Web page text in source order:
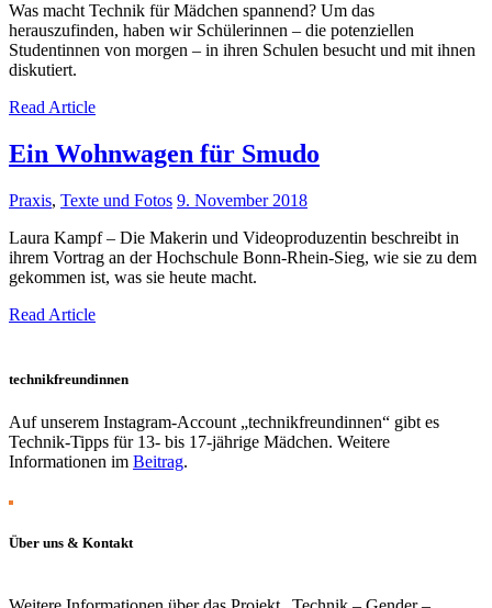
Was macht Technik für Mädchen spannend? Um das
herauszufinden, haben wir Schülerinnen – die potenziellen
Studentinnen von morgen – in ihren Schulen besucht und mit ihnen
diskutiert.
Read Article
Ein Wohnwagen für Smudo
Praxis, Texte und Fotos 9. November 2018
Laura Kampf – Die Makerin und Videoproduzentin beschreibt in
ihrem Vortrag an der Hochschule Bonn-Rhein-Sieg, wie sie zu dem
gekommen ist, was sie heute macht.
Read Article
technikfreundinnen
Auf unserem Instagram-Account „technikfreundinnen“ gibt es
Technik-Tipps für 13- bis 17-jährige Mädchen. Weitere
Informationen im Beitrag.
Über uns & Kontakt